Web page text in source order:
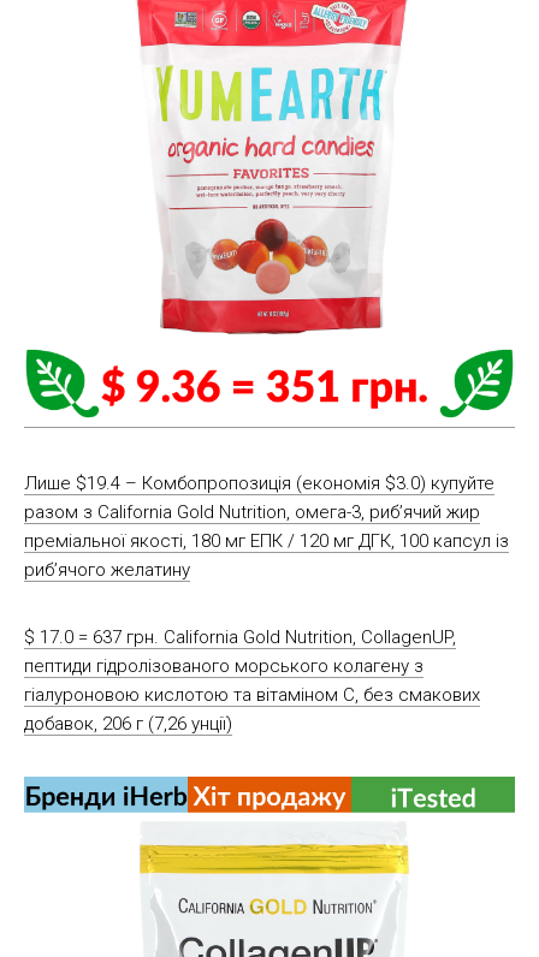
Лише $19.4 – Комбопропозиція (економія $3.0) купуйте
разом з California Gold Nutrition, омега-3, риб’ячий жир
преміальної якості, 180 мг ЕПК / 120 мг ДГК, 100 капсул із
риб’ячого желатину
$ 17.0 = 637 грн. California Gold Nutrition, CollagenUP,
пептиди гідролізованого морського колагену з
гіалуроновою кислотою та вітаміном C, без смакових
добавок, 206 г (7,26 унції)